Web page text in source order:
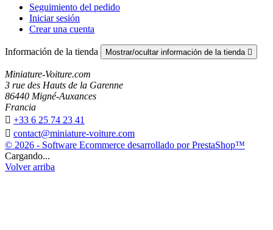
Seguimiento del pedido
Iniciar sesión
Crear una cuenta
Información de la tienda Mostrar/ocultar información de la tienda 
Miniature-Voiture.com
3 rue des Hauts de la Garenne
86440 Migné-Auxances
Francia
 +33 6 25 74 23 41
 contact@miniature-voiture.com
© 2026 - Software Ecommerce desarrollado por PrestaShop™
Cargando...
Volver arriba